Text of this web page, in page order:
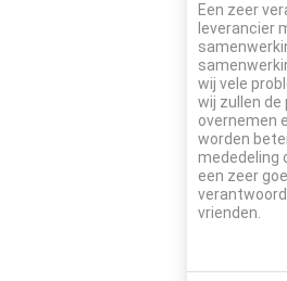
Een zeer
leverancier
wij vele
wij zullen de
overnemen
worden
mededeling
een zeer
vrienden.